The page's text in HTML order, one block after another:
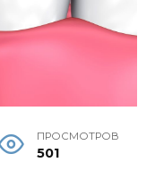
ПРОСМОТРОВ
501